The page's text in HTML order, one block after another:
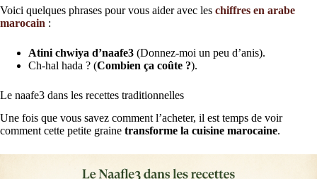
Voici quelques phrases pour vous aider avec les chiffres en arabe
marocain :
Atini chwiya d’naafe3 (Donnez-moi un peu d’anis).
Ch-hal hada ? (Combien ça coûte ?).
Le naafe3 dans les recettes traditionnelles
Une fois que vous savez comment l’acheter, il est temps de voir
comment cette petite graine transforme la cuisine marocaine.